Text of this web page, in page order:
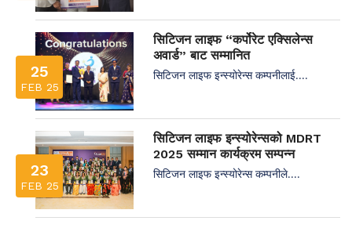
25
FEB 25
सिटिजन लाइफ “कर्पोरेट एक्सिलेन्स
अवार्ड” बाट सम्मानित
सिटिजन लाइफ इन्स्योरेन्स कम्पनीलाई....
23
FEB 25
सिटिजन लाइफ इन्स्योरेन्सको MDRT
2025 सम्मान कार्यक्रम सम्पन्न
सिटिजन लाइफ इन्स्योरेन्स कम्पनीले....